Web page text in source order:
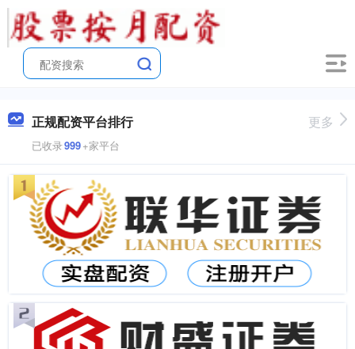
正规配资平台排行
已收录999+家平台
更多